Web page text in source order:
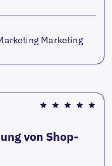
Marketing
von Shop-